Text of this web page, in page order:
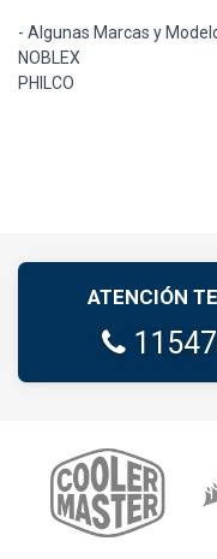
- Algunas Marcas y
NOBLEX
PHILCO
ATENCIÓN